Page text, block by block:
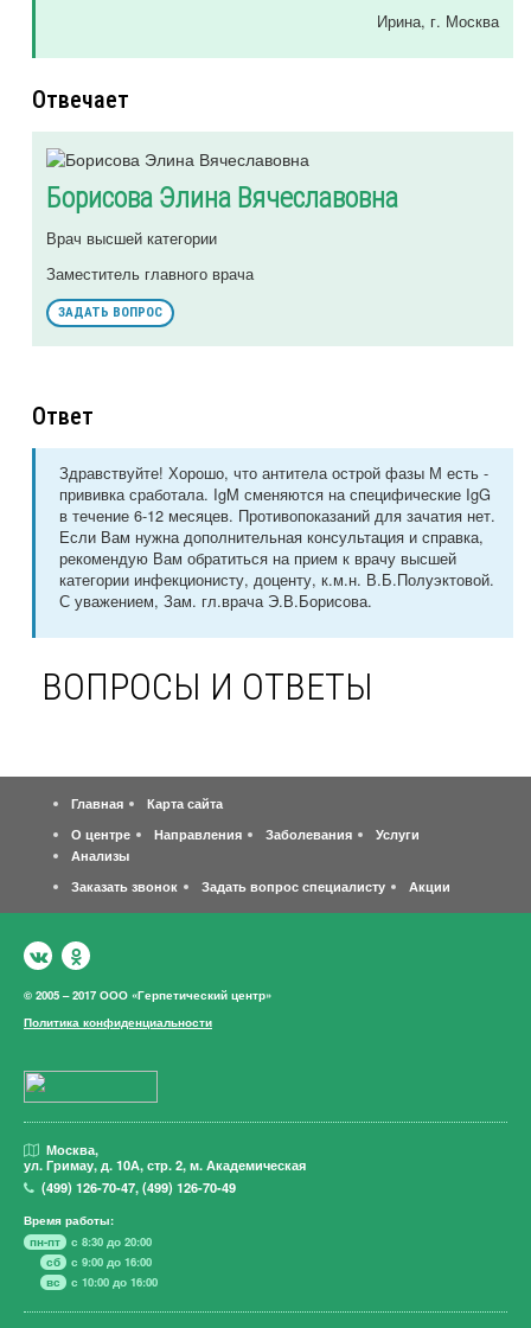
Ирина, г. Москва
Отвечает
Борисова Элина Вячеславовна
Врач высшей категории
Заместитель главного врача
ЗАДАТЬ ВОПРОС
Ответ
Здравствуйте! Хорошо, что антитела острой фазы М есть -
прививка сработала. IgM сменяются на специфические IgG
в течение 6-12 месяцев. Противопоказаний для зачатия нет.
Если Вам нужна дополнительная консультация и справка,
рекомендую Вам обратиться на прием к врачу высшей
категории инфекционисту, доценту, к.м.н. В.Б.Полуэктовой.
С уважением, Зам. гл.врача Э.В.Борисова.
ВОПРОСЫ И ОТВЕТЫ
Главная
Карта сайта
О центре
Направления Заболевания
Услуги
Анализы
Заказать звонок
Задать вопрос специалисту Акции
© 2005 – 2017 ООО «Герпетический центр»
Политика конфиденциальности
Москва,
ул. Гримау, д. 10А, стр. 2, м. Академическая
(499)126-70-47,(499)126-70-49
Время работы:
пн-пт
с 8:30 до 20:00
сб
с 9:00 до 16:00
вс
с 10:00 до 16:00